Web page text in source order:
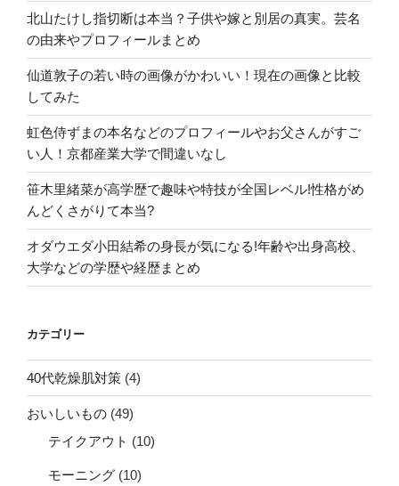
北山たけし指切断は本当？子供や嫁と別居の真実。芸名
の由来やプロフィールまとめ
仙道敦子の若い時の画像がかわいい！現在の画像と比較
してみた
虹色侍ずまの本名などのプロフィールやお父さんがすご
い人！京都産業大学で間違いなし
笹木里緒菜が高学歴で趣味や特技が全国レベル!性格がめ
んどくさがりて本当?
オダウエダ小田結希の身長が気になる!年齢や出身高校、
大学などの学歴や経歴まとめ
カテゴリー
40代乾燥肌対策 (4)
おいしいもの (49)
テイクアウト (10)
モーニング (10)